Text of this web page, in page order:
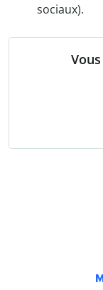
sociaux).